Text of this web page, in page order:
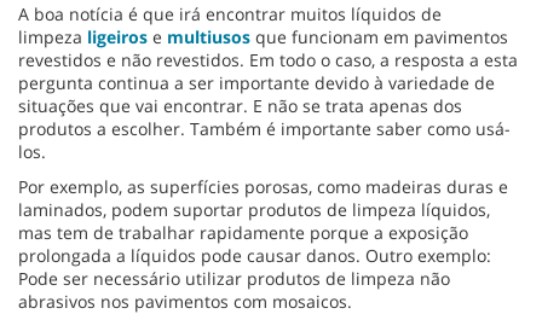
A boa notícia é que irá encontrar muitos líquidos de
limpeza ligeiros e multiusos que funcionam em pavimentos
revestidos e não revestidos. Em todo o caso, a resposta a esta
pergunta continua a ser importante devido à variedade de
situações que vai encontrar. E não se trata apenas dos
produtos a escolher. Também é importante saber como usá-
los.
Por exemplo, as superfícies porosas, como madeiras duras e
laminados, podem suportar produtos de limpeza líquidos,
mas tem de trabalhar rapidamente porque a exposição
prolongada a líquidos pode causar danos. Outro exemplo:
Pode ser necessário utilizar produtos de limpeza não
abrasivos nos pavimentos com mosaicos.